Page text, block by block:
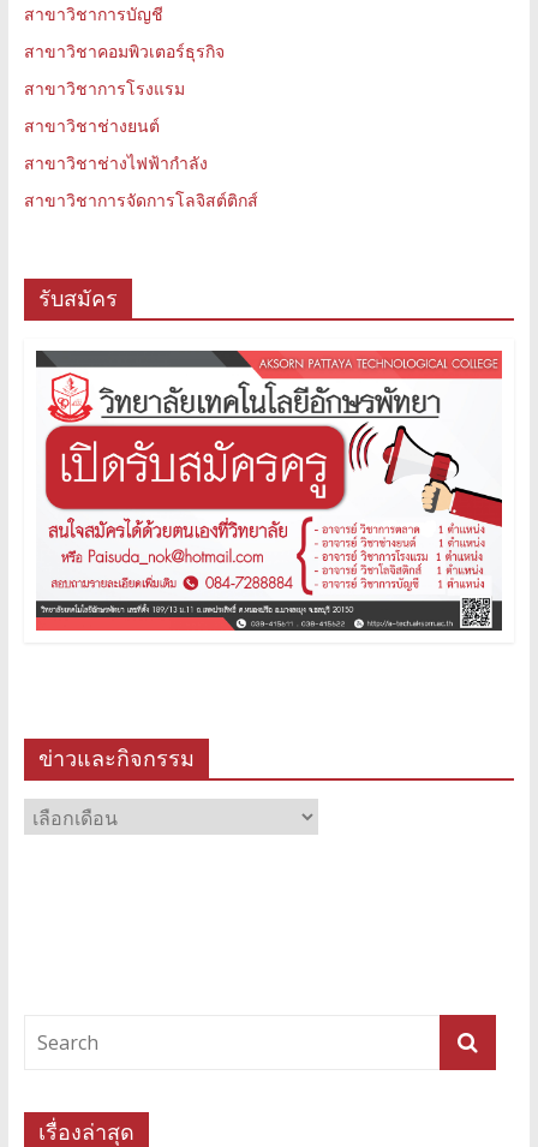
สาขาวิชาการบัญชี
สาขาวิชาคอมพิวเตอร์ธุรกิจ
สาขาวิชาการโรงแรม
สาขาวิชาช่างยนต์
สาขาวิชาช่างไฟฟ้ากำลัง
สาขาวิชาการจัดการโลจิสต์ติกส์
รับสมัคร
ข่าวและกิจกรรม
ข่าว
และ
เรื่องล่าสุด